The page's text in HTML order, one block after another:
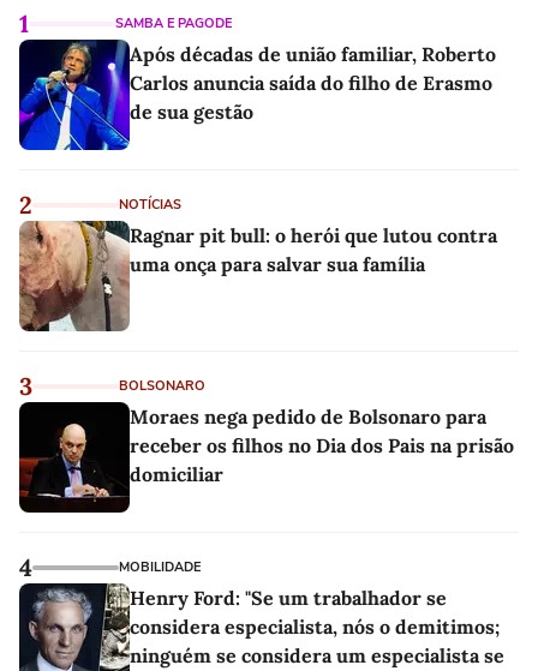
1 SAMBA E PAGODE
Após décadas de união familiar, Roberto
Carlos anuncia saída do filho de Erasmo
de sua gestão
2 NOTÍCIAS
Ragnar pit bull: o herói que lutou contra
uma onça para salvar sua família
3 BOLSONARO
Moraes nega pedido de Bolsonaro para
receber os filhos no Dia dos Pais na prisão
domiciliar
4 MOBILIDADE
Henry Ford: "Se um trabalhador se
considera especialista, nós o demitimos;
ninguém se considera um especialista se